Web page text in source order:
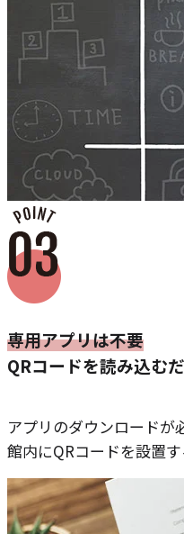
専用アプリは不要
QRコードを読み込む
アプリのダウンロードが
館内にQRコードを設置す